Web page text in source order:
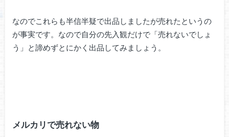
なのでこれらも半信半疑で出品しましたが売れたというの
が事実です。なので自分の先入観だけで「売れないでしょ
う」と諦めずとにかく出品してみましょう。
メルカリで売れない物